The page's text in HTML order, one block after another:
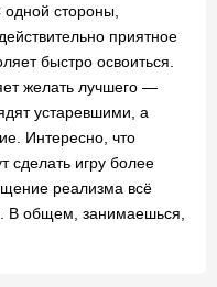
стороны,
приятное
быстро освоиться.
желать лучшего —
устаревшими, а
Интересно, что
сделать игру более
реализма всё
В общем, занимаешься,